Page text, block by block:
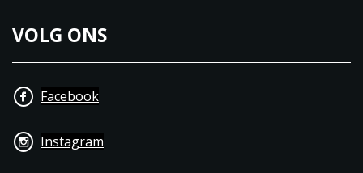
VOLG ONS
Facebook
Instagram